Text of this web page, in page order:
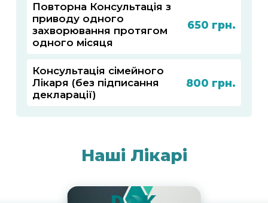
Повторна Консультація з
приводу одного
захворювання протягом
одного місяця
650
Консультація сімейного
Лікаря (без підписання
декларації)
800
Наші Лікарі